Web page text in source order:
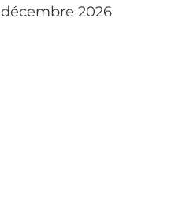
décembre 2026